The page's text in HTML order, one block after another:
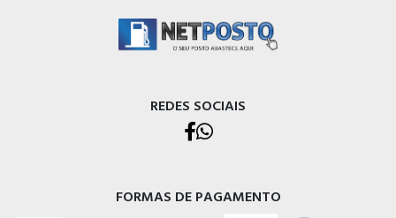
REDES SOCIAIS
FORMAS DE PAGAMENTO